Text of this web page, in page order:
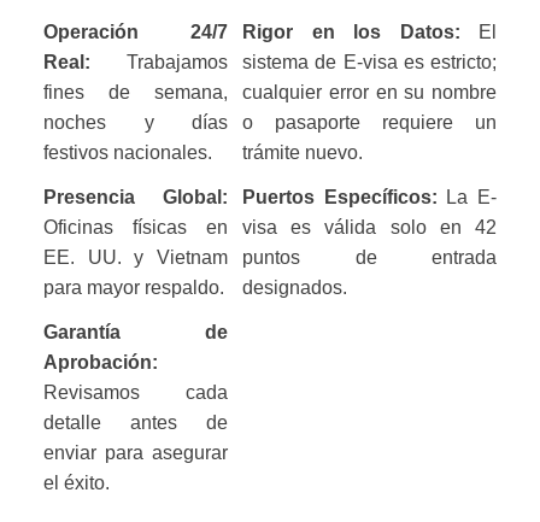
Operación 24/7
Real: Trabajamos
fines de semana,
noches y días
festivos nacionales.
Rigor en los Datos: El
sistema de E-visa es estricto;
cualquier error en su nombre
o pasaporte requiere un
trámite nuevo.
Presencia Global:
Oficinas físicas en
EE. UU. y Vietnam
para mayor respaldo.
Puertos Específicos: La E-
visa es válida solo en 42
puntos de entrada
designados.
Garantía de
Aprobación:
Revisamos cada
detalle antes de
enviar para asegurar
el éxito.